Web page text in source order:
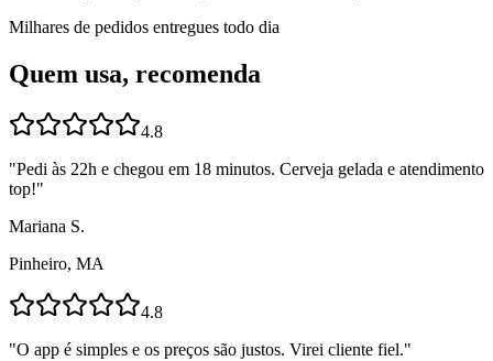
Milhares de pedidos entregues todo dia
Quem usa, recomenda
4.8
"Pedi às 22h e chegou em 18 minutos. Cerveja gelada e atendimento
top!"
Mariana S.
Pinheiro, MA
4.8
"O app é simples e os preços são justos. Virei cliente fiel."